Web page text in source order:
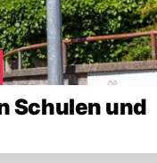
Schulen und